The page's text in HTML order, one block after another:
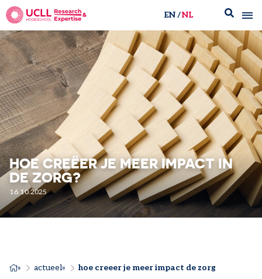
UCLL Research & Expertise
EN NL
HOE CREËER JE MEER IMPACT IN
DE ZORG?
16.10.2025
KRUIMELPAD
actueel hoe creeer je meer impact de zorg